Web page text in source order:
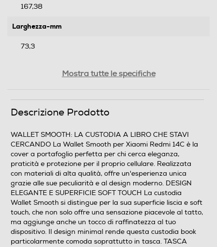
167,38
Larghezza-mm
73,3
Informazioni sulla sicurezza del prodotto
Clicca qui
Mostra tutte le specifiche
Descrizione Prodotto
WALLET SMOOTH: LA CUSTODIA A LIBRO CHE STAVI
CERCANDO La Wallet Smooth per Xiaomi Redmi 14C è la
cover a portafoglio perfetta per chi cerca eleganza,
praticità e protezione per il proprio cellulare. Realizzata
con materiali di alta qualità, offre un'esperienza unica
grazie alle sue peculiarità e al design moderno. DESIGN
ELEGANTE E SUPERFICIE SOFT TOUCH La custodia
Wallet Smooth si distingue per la sua superficie liscia e soft
touch, che non solo offre una sensazione piacevole al tatto,
ma aggiunge anche un tocco di raffinatezza al tuo
dispositivo. Il design minimal rende questa custodia book
particolarmente comoda soprattutto in tasca. TASCA